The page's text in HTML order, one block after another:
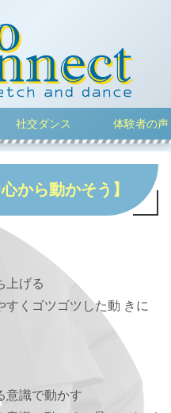
社交ダンス 体験者の声
から動かそう】
上げる
すくゴツゴツした動 きに
意識で動かす